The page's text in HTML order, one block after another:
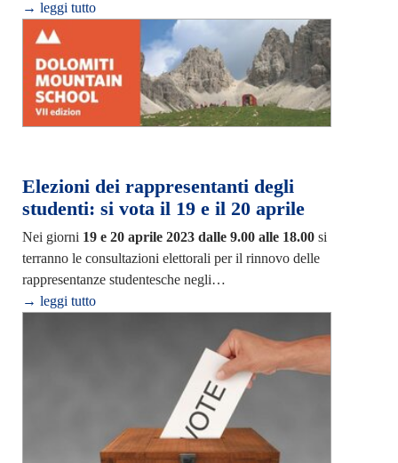
→ leggi tutto
Elezioni dei rappresentanti degli
studenti: si vota il 19 e il 20 aprile
Nei giorni 19 e 20 aprile 2023 dalle 9.00 alle 18.00si
terranno le consultazioni elettorali per il rinnovo delle
rappresentanze studentesche negli…
→ leggi tutto